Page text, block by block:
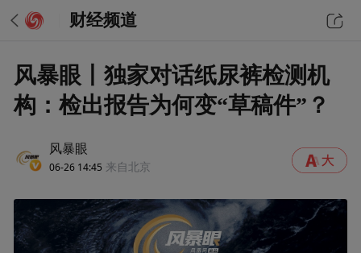
财经频道
风暴眼丨独家对话纸尿裤检测机
构：检出报告为何变“草稿件”？
风暴眼
06-26 14:45 来自北京